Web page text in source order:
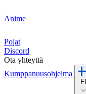
Anime
Pojat
Discord
Ota yhteyttä
Kumppanuusohjelma
FI